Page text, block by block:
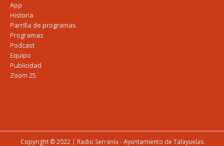
App
Historia
Parrilla de programas
Programas
Podcast
Equipo
Publicidad
Zoom 25
Copyright © 2022 | Radio Serranía - Ayuntamiento de Talayuelas